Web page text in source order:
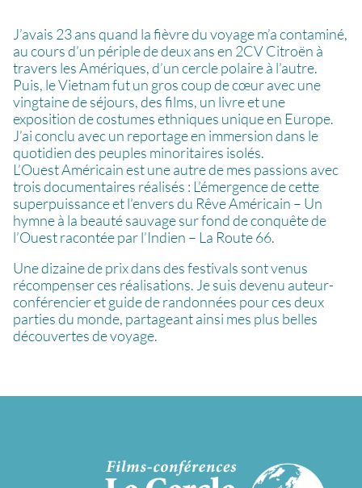
J’avais 23 ans quand la fièvre du voyage m’a contaminé,
au cours d’un périple de deux ans en 2CV Citroën à
travers les Amériques, d’un cercle polaire à l’autre.
Puis, le Vietnam fut un gros coup de cœur avec une
vingtaine de séjours, des films, un livre et une
exposition de costumes ethniques unique en Europe.
J’ai conclu avec un reportage en immersion dans le
quotidien des peuples minoritaires isolés.
L’Ouest Américain est une autre de mes passions avec
trois documentaires réalisés : L’émergence de cette
superpuissance et l’envers du Rêve Américain – Un
hymne à la beauté sauvage sur fond de conquête de
l’Ouest racontée par l’Indien – La Route 66.
Une dizaine de prix dans des festivals sont venus
récompenser ces réalisations. Je suis devenu auteur-
conférencier et guide de randonnées pour ces deux
parties du monde, partageant ainsi mes plus belles
découvertes de voyage.